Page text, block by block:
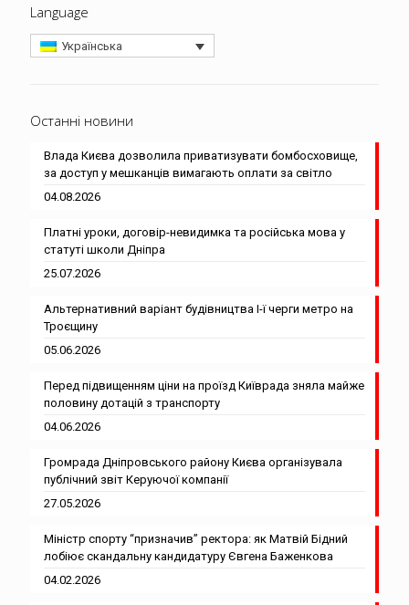
Language
Українська
Останні новини
Влада Києва дозволила приватизувати бомбосховище,
за доступ у мешканців вимагають оплати за світло
04.08.2026
Платні уроки, договір-невидимка та російська мова у
статуті школи Дніпра
25.07.2026
Альтернативний варіант будівництва І-ї черги метро на
Троєщину
05.06.2026
Перед підвищенням ціни на проїзд Київрада зняла майже
половину дотацій з транспорту
04.06.2026
Громрада Дніпровського району Києва організувала
публічний звіт Керуючої компанії
27.05.2026
Міністр спорту “призначив” ректора: як Матвій Бідний
лобіює скандальну кандидатуру Євгена Баженкова
04.02.2026